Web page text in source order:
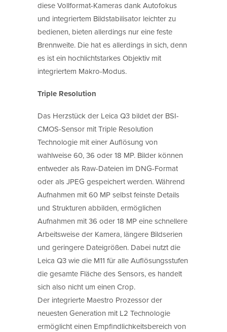
diese Vollformat-Kameras dank Autofokus
und integriertem Bildstabilisator leichter zu
bedienen, bieten allerdings nur eine feste
Brennweite. Die hat es allerdings in sich, denn
es ist ein hochlichtstarkes Objektiv mit
integriertem Makro-Modus.
Triple Resolution
Das Herzstück der Leica Q3 bildet der BSI-
CMOS-Sensor mit Triple Resolution
Technologie mit einer Auflösung von
wahlweise 60, 36 oder 18 MP. Bilder können
entweder als Raw-Dateien im DNG-Format
oder als JPEG gespeichert werden. Während
Aufnahmen mit 60 MP selbst feinste Details
und Strukturen abbilden, ermöglichen
Aufnahmen mit 36 oder 18 MP eine schnellere
Arbeitsweise der Kamera, längere Bildserien
und geringere Dateigrößen. Dabei nutzt die
Leica Q3 wie die M11 für alle Auflösungsstufen
die gesamte Fläche des Sensors, es handelt
sich also nicht um einen Crop.
Der integrierte Maestro Prozessor der
neuesten Generation mit L2 Technologie
ermöglicht einen Empfindlichkeitsbereich von